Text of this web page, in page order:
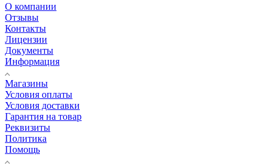
О компании
Отзывы
Контакты
Лицензии
Документы
Информация
Магазины
Условия оплаты
Условия доставки
Гарантия на товар
Реквизиты
Политика
Помощь